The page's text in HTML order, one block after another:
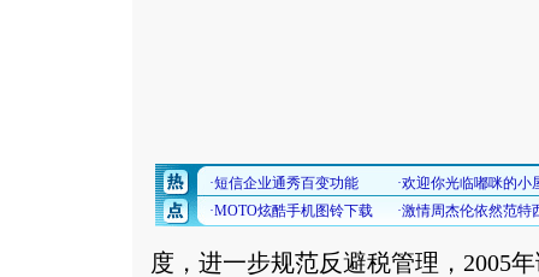
度，进一步规范反避税管理，2005